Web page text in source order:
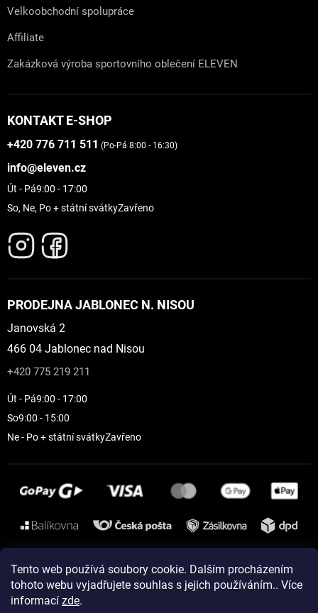
Tento web používá soubory cookie. Dalším procházením
tohoto webu vyjadřujete souhlas s jejich používáním.. Více
informací zde.
Velkoobchodní spolupráce
Affiliate
Zakázková výroba sportovního oblečení ELEVEN
KONTAKT E-SHOP
+420 776 711 511 (Po-Pá 8:00 - 16:30)
info@eleven.cz
Út - Pá9:00 - 17:00
So, Ne, Po + státní svátkyZavřeno
PRODEJNA JABLONEC N. NISOU
Janovská 2
466 04 Jablonec nad Nisou
+420 775 219 211
Út - Pá9:00 - 17:00
So9:00 - 15:00
Ne - Po + státní svátkyZavřeno
Instagram